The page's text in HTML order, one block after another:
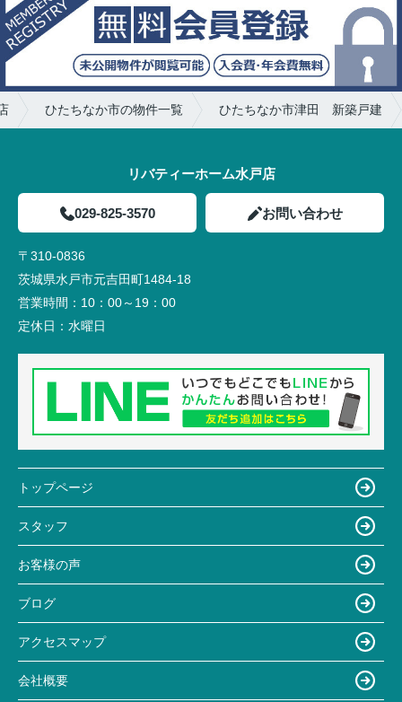
ひたちなか市の物件一覧 ひたちなか市津田 新築戸建
リバティーホーム水戸店
029-825-3570 お問い合わせ
〒310-0836
茨城県水戸市元吉田町1484-18
営業時間： 10：00～19：00
定休日： 水曜日
トップページ
スタッフ
お客様の声
ブログ
アクセスマップ
会社概要